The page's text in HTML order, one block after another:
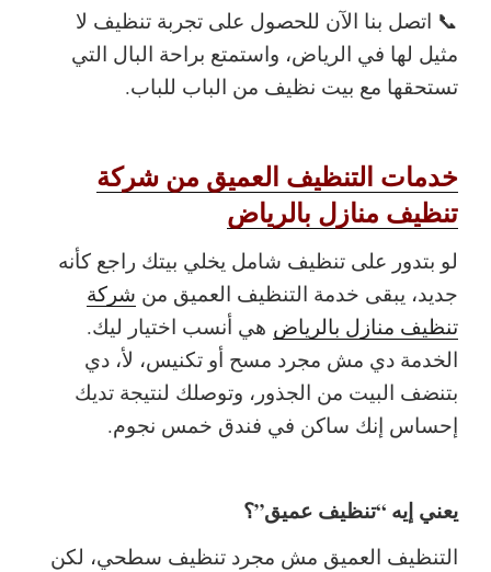
📞 اتصل بنا الآن للحصول على تجربة تنظيف لا
مثيل لها في الرياض، واستمتع براحة البال التي
تستحقها مع بيت نظيف من الباب للباب.
خدمات التنظيف العميق من شركة
تنظيف منازل بالرياض
لو بتدور على تنظيف شامل يخلي بيتك راجع كأنه
جديد، يبقى خدمة التنظيف العميق من شركة
تنظيف منازل بالرياض هي أنسب اختيار ليك.
الخدمة دي مش مجرد مسح أو تكنيس، لأ، دي
بتنضف البيت من الجذور، وتوصلك لنتيجة تديك
إحساس إنك ساكن في فندق خمس نجوم.
يعني إيه “تنظيف عميق”؟
التنظيف العميق مش مجرد تنظيف سطحي، لكن